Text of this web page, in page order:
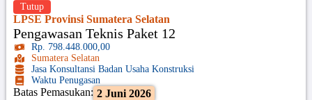
LPSE Provinsi Sumatera Selatan
Pengawasan Teknis Paket 12
Rp. 798.448.000,00
Sumatera Selatan
Jasa Konsultansi Badan Usaha Konstruksi
Waktu Penugasan
Batas Pemasukan: 2 Juni 2026
Tutup